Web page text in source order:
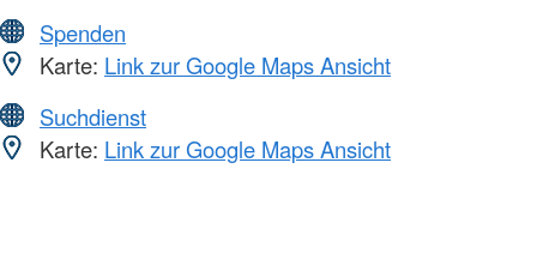
Spenden
Karte: Link zur Google Maps Ansicht
Suchdienst
Karte: Link zur Google Maps Ansicht